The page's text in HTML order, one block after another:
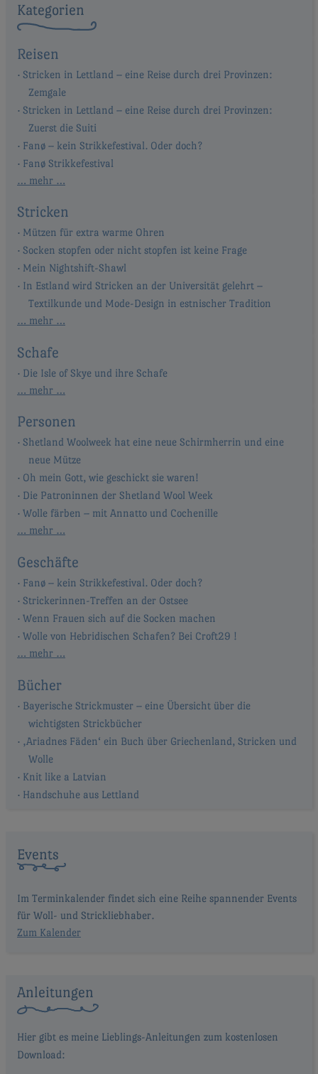
Kategorien
Reisen
Stricken in Lettland – eine Reise durch drei Provinzen:
Zemgale
Stricken in Lettland – eine Reise durch drei Provinzen:
Zuerst die Suiti
Fanø – kein Strikkefestival. Oder doch?
Fanø Strikkefestival
… mehr …
Stricken
Mützen für extra warme Ohren
Socken stopfen oder nicht stopfen ist keine Frage
Mein Nightshift-Shawl
In Estland wird Stricken an der Universität gelehrt –
Textilkunde und Mode-Design in estnischer Tradition
… mehr …
Schafe
Die Isle of Skye und ihre Schafe
… mehr …
Personen
Shetland Woolweek hat eine neue Schirmherrin und eine
neue Mütze
Oh mein Gott, wie geschickt sie waren!
Die Patroninnen der Shetland Wool Week
Wolle färben – mit Annatto und Cochenille
… mehr …
Geschäfte
Fanø – kein Strikkefestival. Oder doch?
Strickerinnen-Treffen an der Ostsee
Wenn Frauen sich auf die Socken machen
Wolle von Hebridischen Schafen? Bei Croft29 !
… mehr …
Bücher
Bayerische Strickmuster – eine Übersicht über die
wichtigsten Strickbücher
‚Ariadnes Fäden‘ ein Buch über Griechenland, Stricken und
Wolle
Knit like a Latvian
Handschuhe aus Lettland
Events
Im Terminkalender findet sich eine Reihe spannender Events
für Woll- und Strickliebhaber.
Zum Kalender
Anleitungen